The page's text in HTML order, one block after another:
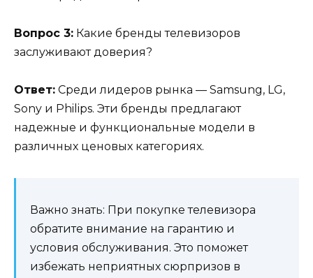
Вопрос 3: Какие бренды телевизоров
заслуживают доверия?
Ответ: Среди лидеров рынка — Samsung, LG,
Sony и Philips. Эти бренды предлагают
надежные и функциональные модели в
различных ценовых категориях.
Важно знать: При покупке телевизора
обратите внимание на гарантию и
условия обслуживания. Это поможет
избежать неприятных сюрпризов в